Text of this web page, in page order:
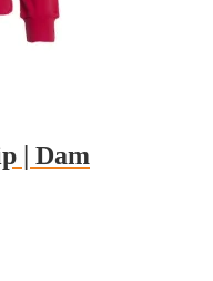
| Dam